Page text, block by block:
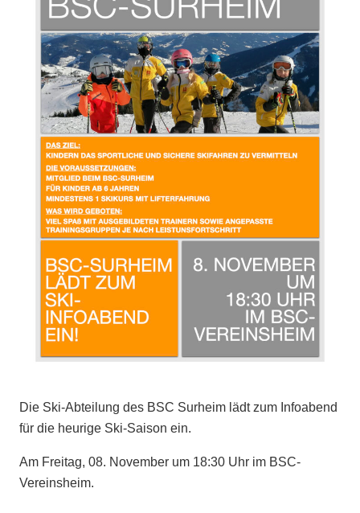
Die Ski-Abteilung des BSC Surheim lädt zum Infoabend
für die heurige Ski-Saison ein.
Am Freitag, 08. November um 18:30 Uhr im BSC-
Vereinsheim.